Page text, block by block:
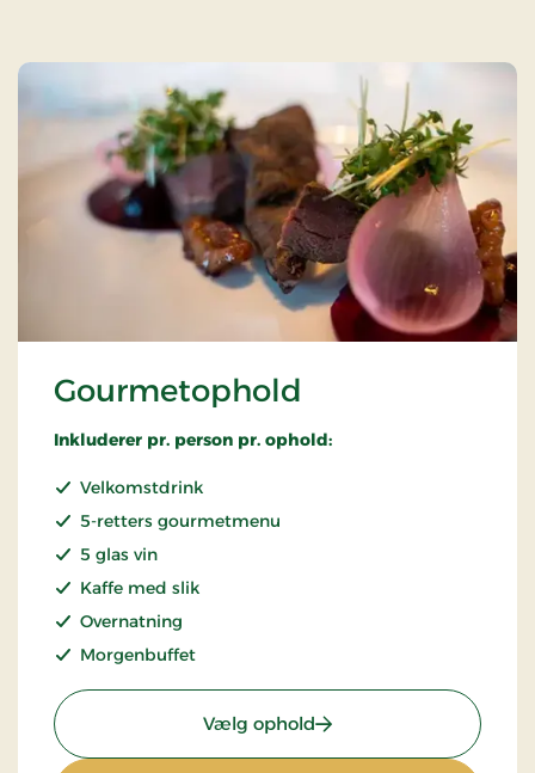
Gourmetophold
Inkluderer pr. person pr. ophold:
Velkomstdrink
5-retters gourmetmenu
5 glas vin
Kaffe med slik
Overnatning
Morgenbuffet
Vælg ophold: Gourmetophold